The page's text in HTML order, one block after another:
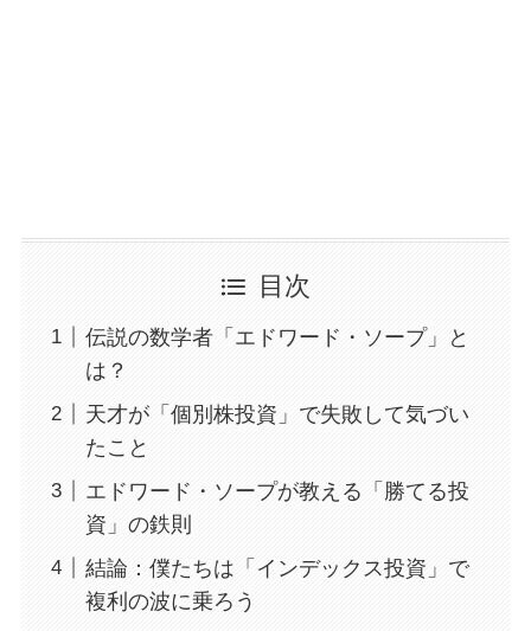
目次
伝説の数学者「エドワード・ソープ」と
は？
天才が「個別株投資」で失敗して気づい
たこと
エドワード・ソープが教える「勝てる投
資」の鉄則
結論：僕たちは「インデックス投資」で
複利の波に乗ろう